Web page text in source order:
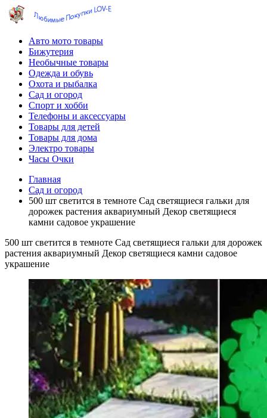
Авто мото товары
Бижутерия
Необычные товары
Одежда и обувь
Охота и рыбалка
Сад и огород
Спорт и хобби
Телефоны и аксессуары
Товары для детей
Товары для дома
Электро товары
Часы Очки
Главная
Сад и огород
500 шт светится в темноте Сад светящиеся гальки для
дорожек растения аквариумный Декор светящиеся
камни садовое украшение
500 шт светится в темноте Сад светящиеся гальки для дорожек
растения аквариумный Декор светящиеся камни садовое
украшение